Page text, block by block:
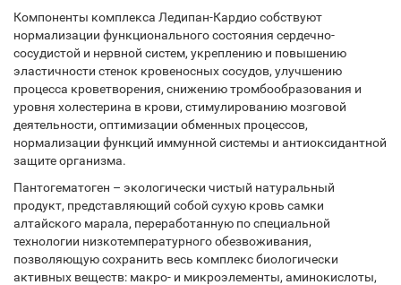
Компоненты комплекса Ледипан-Кардио собствуют
нормализации функционального состояния сердечно-
сосудистой и нервной систем, укреплению и повышению
эластичности стенок кровеносных сосудов, улучшению
процесса кроветворения, снижению тромбообразования и
уровня холестерина в крови, стимулированию мозговой
деятельности, оптимизации обменных процессов,
нормализации функций иммунной системы и антиоксидантной
защите организма.
Пантогематоген – экологически чистый натуральный
продукт, представляющий собой сухую кровь самки
алтайского марала, переработанную по специальной
технологии низкотемпературного обезвоживания,
позволяющую сохранить весь комплекс биологически
активных веществ: макро- и микроэлементы, аминокислоты,